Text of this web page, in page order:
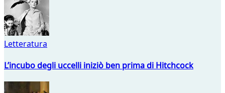
Letteratura
L’incubo degli uccelli iniziò ben prima di Hitchcock